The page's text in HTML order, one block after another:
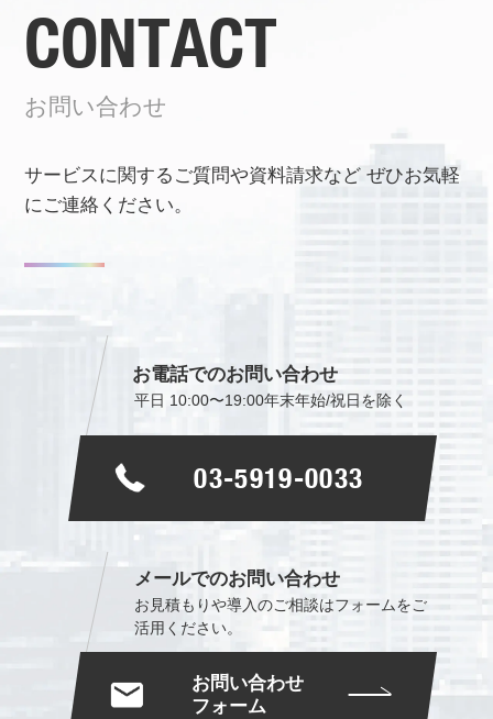
CONTACT
お問い合わせ
サービスに関するご質問や資料請求などぜひお気軽
にご連絡ください。
お電話でのお問い合わせ
平日 10:00〜19:00年末年始/祝日を除く
03-5919-0033
メールでのお問い合わせ
お見積もりや導入のご相談はフォームをご
活用ください。
お問い合わせ
フォーム